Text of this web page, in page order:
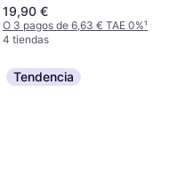
19,90 €
O 3 pagos de 6,63 € TAE 0%¹
4 tiendas
Tendencia